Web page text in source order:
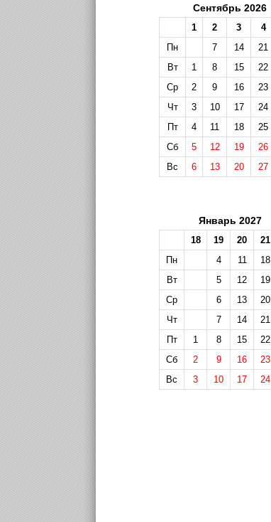
Сентябрь 2026
1 2 3 4
Пн
7 14 21
Вт
1 8 15 22
Ср
2 9 16 23
Чт
3 10 17
24
Пт
4 11 18
25
Сб
5 12 19
26
Вс
6 13 20 27
Январь 2027
18 19 20 21
Пн
4 11 18
Вт
5 12 19
Ср
6 13 20
Чт
7 14 21
Пт
1 8 15 22
Сб
2 9 16 23
Вс
3 10 17 24